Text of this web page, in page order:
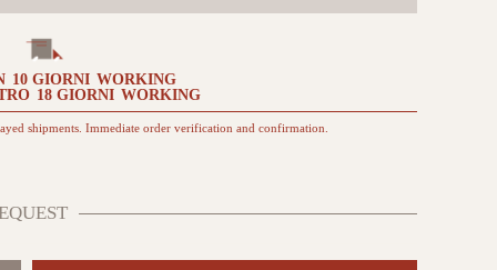
10 GIORNI WORKING
18 GIORNI WORKING
shipments. Immediate order verification and confirmation.